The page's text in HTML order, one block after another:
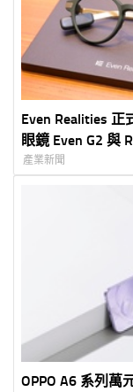
Even Realities 正
眼鏡 Even G2 與
市 創家
30 日開放預購
打造「Quiet
產業新聞
OPPO A6 系列